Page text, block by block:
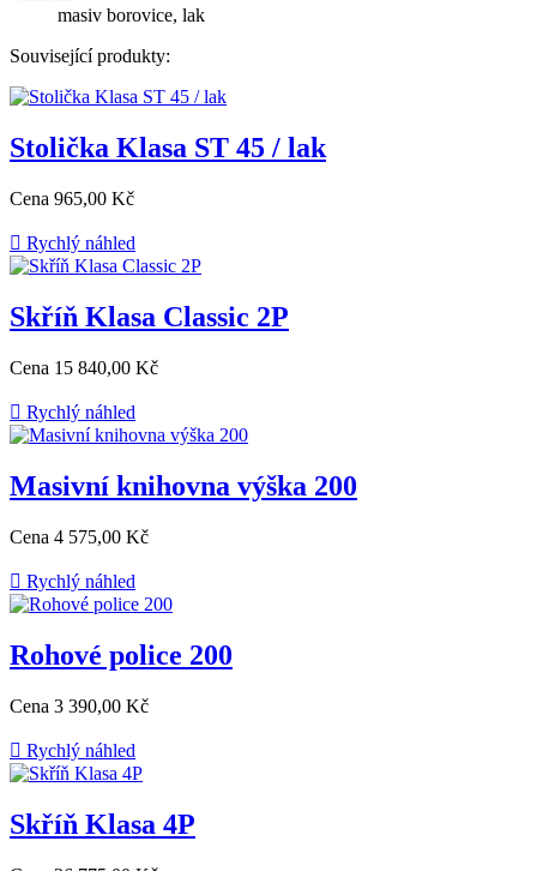
masiv borovice, lak
Související produkty:
Stolička Klasa ST 45 / lak
Cena 965,00 Kč
 Rychlý náhled
Skříň Klasa Classic 2P
Cena 15 840,00 Kč
 Rychlý náhled
Masivní knihovna výška 200
Cena 4 575,00 Kč
 Rychlý náhled
Rohové police 200
Cena 3 390,00 Kč
 Rychlý náhled
Skříň Klasa 4P